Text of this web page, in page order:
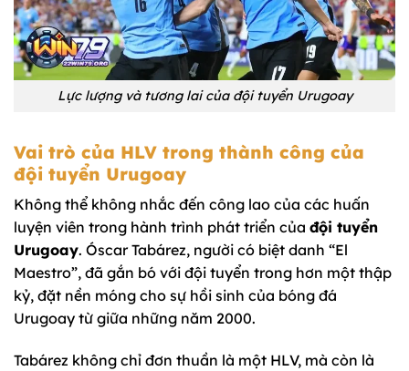
Lực lượng và tương lai của đội tuyển Urugoay
Vai trò của HLV trong thành công của
đội tuyển Urugoay
Không thể không nhắc đến công lao của các huấn
luyện viên trong hành trình phát triển của đội tuyển
Urugoay. Óscar Tabárez, người có biệt danh “El
Maestro”, đã gắn bó với đội tuyển trong hơn một thập
kỷ, đặt nền móng cho sự hồi sinh của bóng đá
Urugoay từ giữa những năm 2000.
Tabárez không chỉ đơn thuần là một HLV, mà còn là